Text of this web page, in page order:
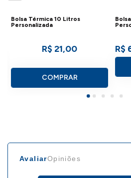
Bolsa Térmica 10 Litros
Personalizada
R$ 21,00
COMPRAR
R$
AvaliarOpiniões